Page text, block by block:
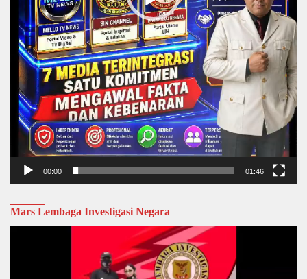
00:00 01:46
Mars Lembaga Investigasi Negara